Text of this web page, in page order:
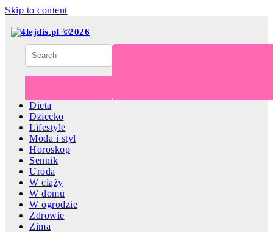
Skip to content
Dieta
Dziecko
Lifestyle
Moda i styl
Horoskop
Sennik
Uroda
W ciąży
W domu
W ogrodzie
Zdrowie
Zima